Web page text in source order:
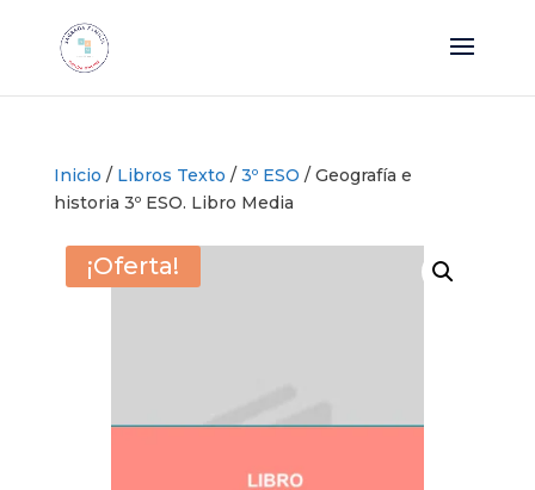
Inicio / Libros Texto / 3º ESO / Geografía e
historia 3º ESO. Libro Media
¡Oferta!